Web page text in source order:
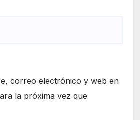
correo electrónico y web en
la próxima vez que